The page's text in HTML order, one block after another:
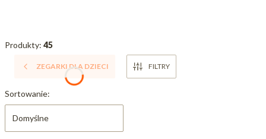
Produkty: 45
ZEGARKI DLA DZIECI FILTRY
Lista produktów
Sortowanie:
Domyślne